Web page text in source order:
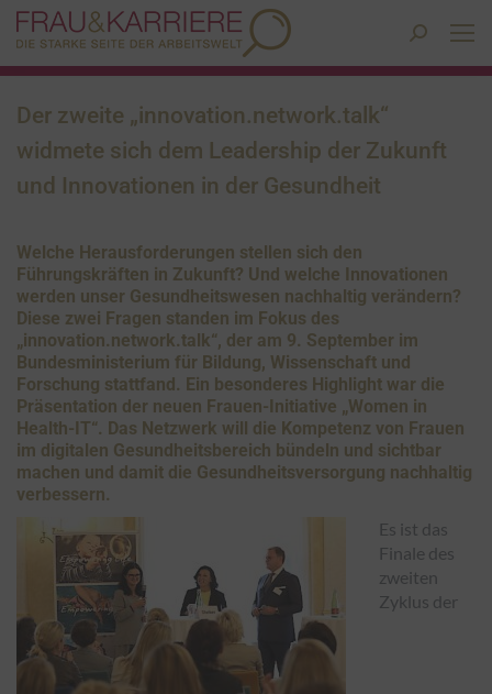
Search:
Der zweite „innovation.network.talk“
widmete sich dem Leadership der Zukunft
und Innovationen in der Gesundheit
Welche Herausforderungen stellen sich den
Führungskräften in Zukunft? Und welche Innovationen
werden unser Gesundheitswesen nachhaltig verändern?
Diese zwei Fragen standen im Fokus des
„innovation.network.talk“, der am 9. September im
Bundesministerium für Bildung, Wissenschaft und
Forschung stattfand. Ein besonderes Highlight war die
Präsentation der neuen Frauen-Initiative „Women in
Health-IT“. Das Netzwerk will die Kompetenz von Frauen
im digitalen Gesundheitsbereich bündeln und sichtbar
machen und damit die Gesundheitsversorgung nachhaltig
verbessern.
Es ist das
Finale des
zweiten
Zyklus der